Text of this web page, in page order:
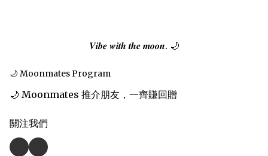
𝑽𝒊𝒃𝒆 𝒘𝒊𝒕𝒉 𝒕𝒉𝒆 𝒎𝒐𝒐𝒏. 🌙
🌙 Moonmates Program
🌙 Moonmates 推介朋友，一齊賺回贈
關注我們